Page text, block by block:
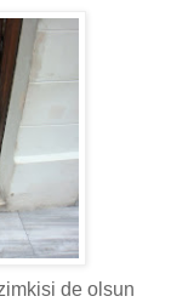
de olsun